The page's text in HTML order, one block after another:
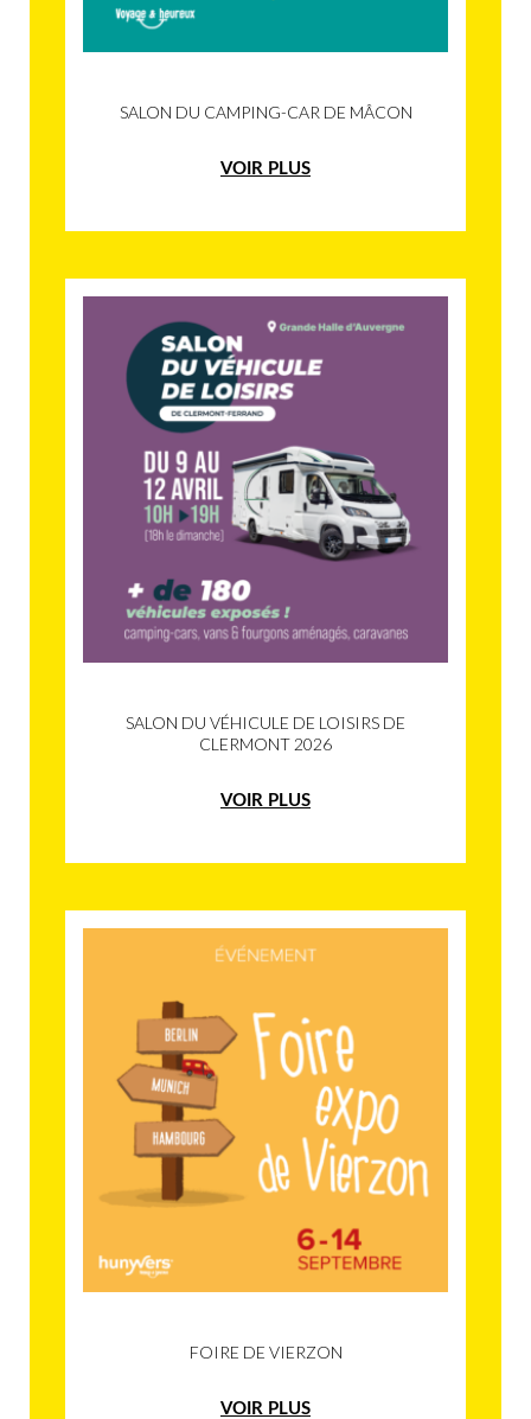
SALON DU CAMPING-CAR DE MÂCON
VOIR PLUS
SALON DU VÉHICULE DE LOISIRS DE
CLERMONT 2026
VOIR PLUS
FOIRE DE VIERZON
VOIR PLUS